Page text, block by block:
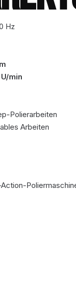
Hz
min
Polierarbeiten
Arbeiten
Action-